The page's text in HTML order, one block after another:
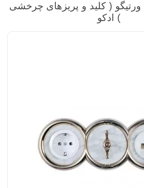
ورتیگو ( کلید و پریزهای چرخشی
) ادکو